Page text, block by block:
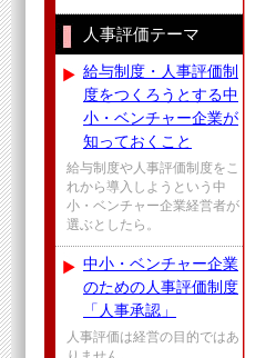
人事評価テーマ
給与制度・人事評価制
度をつくろうとする中
小・ベンチャー企業が
知っておくこと
給与制度や人事評価制度をこ
れから導入しようという中
小・ベンチャー企業経営者が
選ぶとしたら。
中小・ベンチャー企業
のための人事評価制度
「人事承認」
人事評価は経営の目的ではあ